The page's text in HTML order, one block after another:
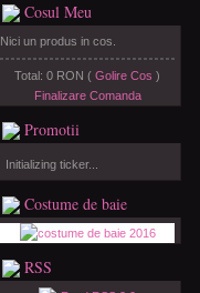
Cosul Meu
Nici un produs in cos.
Total: 0 RON ( Golire Cos )
Finalizare Comanda
Promotii
Initializing ticker...
Costume de baie
RSS